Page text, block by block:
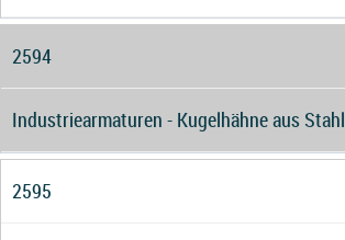
2594
Industriearmaturen - Kugelhähne aus Stahl
2595